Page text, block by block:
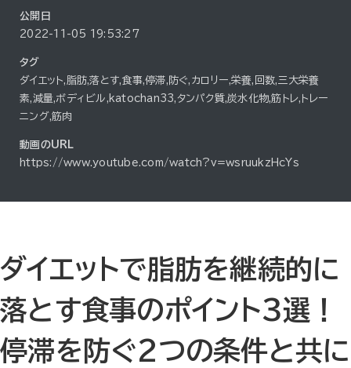
公開日
2022-11-05 19:53:27
タグ
ダイエット,脂肪,落とす,食事,停滞,防ぐ,カロリー,栄養,回数,三大栄養
素,減量,ボディビル,katochan33,タンパク質,炭水化物,筋トレ,トレー
ニング,筋肉
動画のURL
https://www.youtube.com/watch?v=wsruukzHcYs
ダイエットで脂肪を継続的に
落とす食事のポイント3選！
停滞を防ぐ2つの条件と共に